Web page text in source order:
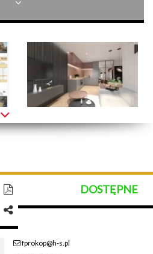
DOSTĘPNE
fprokop@h-s.pl